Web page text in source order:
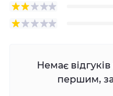
Немає
першим,